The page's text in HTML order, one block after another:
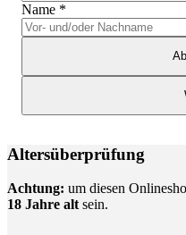
Name *
Altersüberprüfung
Achtung: um diesen
18 Jahre alt sein.